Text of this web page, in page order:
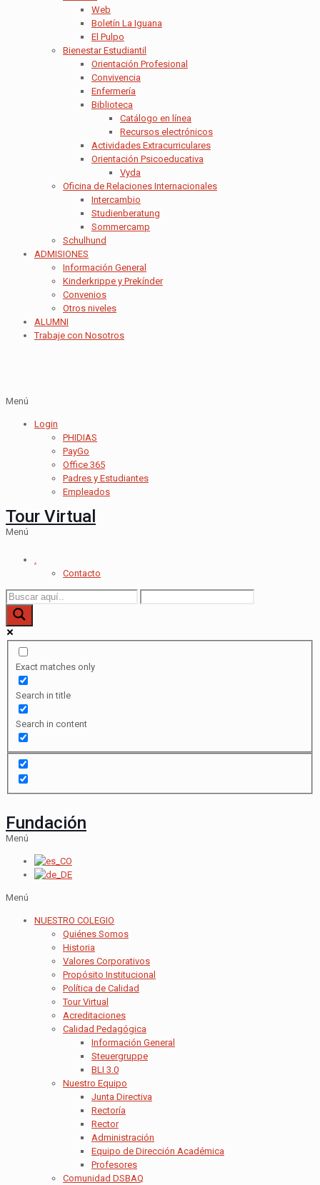
Web
Boletín La Iguana
El Pulpo
Bienestar Estudiantil
Orientación Profesional
Convivencia
Enfermería
Biblioteca
Catálogo en línea
Recursos electrónicos
Actividades Extracurriculares
Orientación Psicoeducativa
Vyda
Oficina de Relaciones Internacionales
Intercambio
Studienberatung
Sommercamp
Schulhund
ADMISIONES
Información General
Kinderkrippe y Prekínder
Convenios
Otros niveles
ALUMNI
Trabaje con Nosotros
Menú
Login
PHIDIAS
PayGo
Office 365
Padres y Estudiantes
Empleados
Tour Virtual
Menú
.
Contacto
Exact matches only
Search in title
Search in content
Fundación
Menú
Menú
NUESTRO COLEGIO
Quiénes Somos
Historia
Valores Corporativos
Propósito Institucional
Política de Calidad
Tour Virtual
Acreditaciones
Calidad Pedagógica
Información General
Steuergruppe
BLI 3.0
Nuestro Equipo
Junta Directiva
Rectoría
Rector
Administración
Equipo de Dirección Académica
Profesores
Comunidad DSBAQ